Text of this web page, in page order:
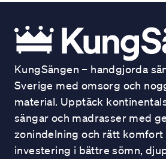
KungSängen – handgjorda
Sverige med omsorg och
material. Upptäck
sängar och madrasser med
zonindelning och rätt komfort
investering i bättre sömn,